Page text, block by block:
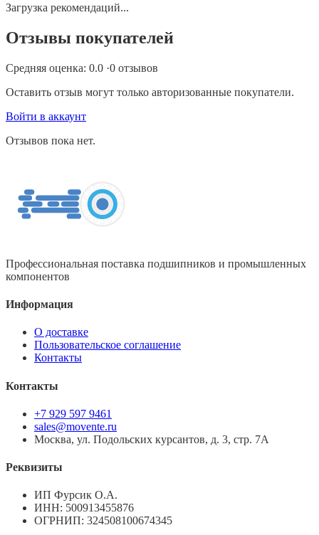
Загрузка рекомендаций...
Отзывы покупателей
Средняя оценка: 0.0 ·0 отзывов
Оставить отзыв могут только авторизованные покупатели.
Войти в аккаунт
Отзывов пока нет.
Профессиональная поставка подшипников и промышленных
компонентов
Информация
О доставке
Пользовательское соглашение
Контакты
Контакты
+7 929 597 9461
sales@movente.ru
Москва, ул. Подольских курсантов, д. 3, стр. 7А
Реквизиты
ИП Фурсик О.А.
ИНН: 500913455876
ОГРНИП: 324508100674345